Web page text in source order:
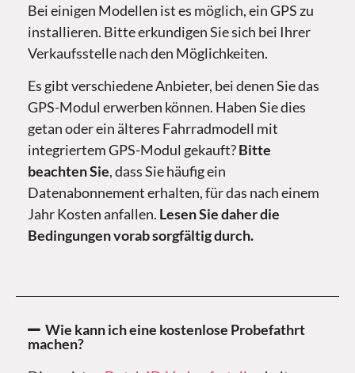
Bei einigen Modellen ist es möglich, ein GPS zu
installieren. Bitte erkundigen Sie sich bei Ihrer
Verkaufsstelle nach den Möglichkeiten.
Es gibt verschiedene Anbieter, bei denen Sie das
GPS-Modul erwerben können. Haben Sie dies
getan oder ein älteres Fahrradmodell mit
integriertem GPS-Modul gekauft?Bitte
beachten Sie, dass Sie häufig ein
Datenabonnement erhalten, für das nach einem
Jahr Kosten anfallen. Lesen Sie daher die
Bedingungen vorab sorgfältig durch.
Wie kann ich eine kostenlose Probefathrt
machen?